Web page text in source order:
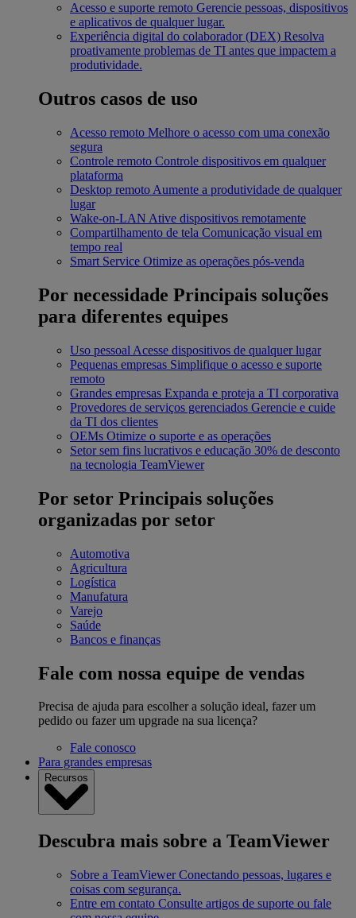
Acesso e suporte remoto Gerencie pessoas, dispositivos
e aplicativos de qualquer lugar.
Experiência digital do colaborador (DEX) Resolva
proativamente problemas de TI antes que impactem a
produtividade.
Outros casos de uso
Acesso remoto Melhore o acesso com uma conexão
segura
Controle remoto Controle dispositivos em qualquer
plataforma
Desktop remoto Aumente a produtividade de qualquer
lugar
Wake-on-LAN Ative dispositivos remotamente
Compartilhamento de tela Comunicação visual em
tempo real
Smart Service Otimize as operações pós-venda
Por necessidade Principais soluções
para diferentes equipes
Uso pessoal Acesse dispositivos de qualquer lugar
Pequenas empresas Simplifique o acesso e suporte
remoto
Grandes empresas Expanda e proteja a TI corporativa
Provedores de serviços gerenciados Gerencie e cuide
da TI dos clientes
OEMs Otimize o suporte e as operações
Setor sem fins lucrativos e educação 30% de desconto
na tecnologia TeamViewer
Por setor Principais soluções
organizadas por setor
Automotiva
Agricultura
Logística
Manufatura
Varejo
Saúde
Bancos e finanças
Fale com nossa equipe de vendas
Precisa de ajuda para escolher a solução ideal, fazer um
pedido ou fazer um upgrade na sua licença?
Fale conosco
Para grandes empresas
Recursos
Descubra mais sobre a TeamViewer
Sobre a TeamViewer Conectando pessoas, lugares e
coisas com segurança.
Entre em contato Consulte artigos de suporte ou fale